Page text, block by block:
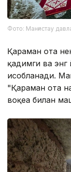
Фото: Манғистау
Қараман ота
қадимги ва
ҳисобланади.
"Қараман ота
воқеа билан